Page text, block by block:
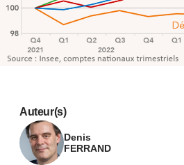
Auteur(s)
Denis
FERRAND